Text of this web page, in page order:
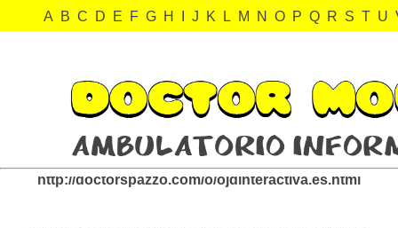
A B C D E F G H J K L M N O P Q R S T U
ojdinteractiva.es Revisión:
http://doctorspazzo.com/o/ojdinteractiva.es.html